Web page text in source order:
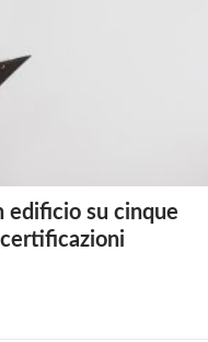
edificio su cinque